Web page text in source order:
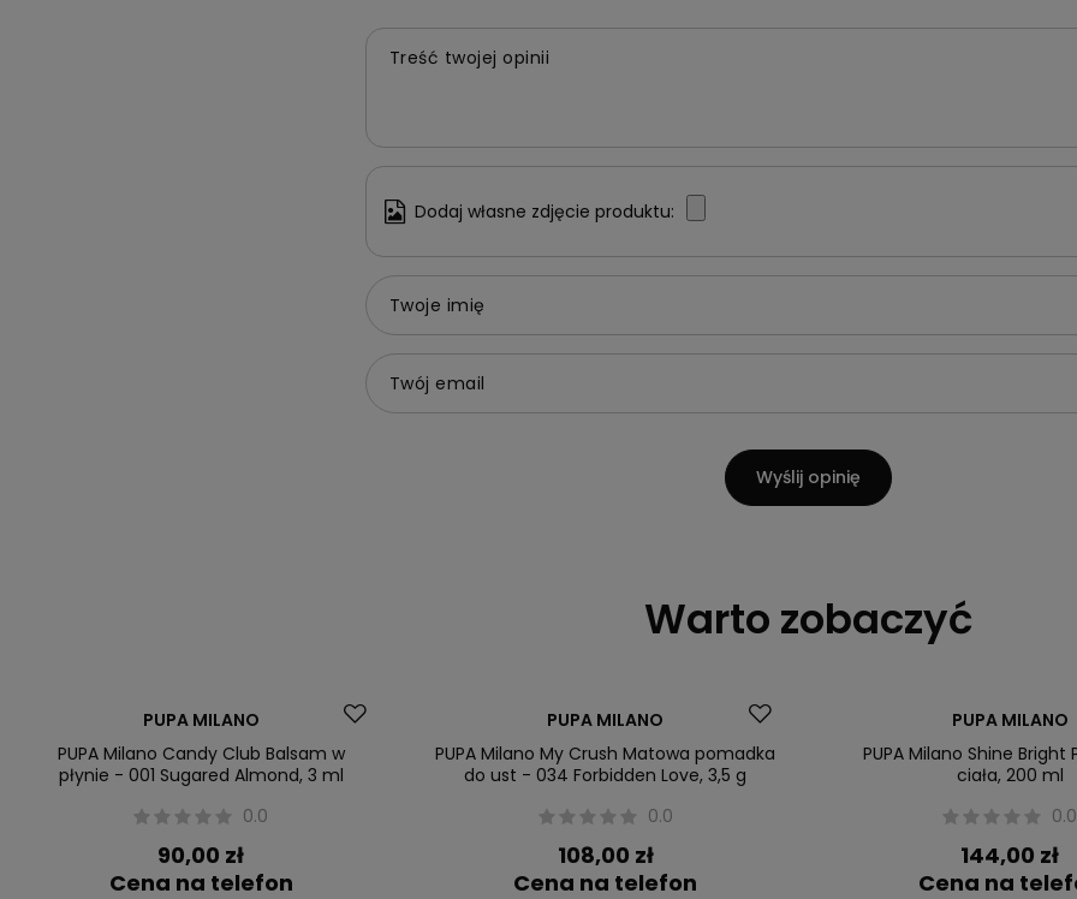
Treść twojej opinii
Dodaj własne zdjęcie produktu:
Twoje imię
Twój email
Wyślij opinię
Warto zobaczyć
PUPA MILANO
PUPA Milano Candy Club Balsam w
płynie - 001 Sugared Almond, 3 ml
0.0
90,00 zł
Cena na telefon
PUPA MILANO
PUPA Milano My Crush Matowa pomadka
do ust - 034 Forbidden Love, 3,5 g
0.0
108,00 zł
Cena na telefon
PUPA MILANO
PUPA Milano Shine Bright
ciała, 200 ml
0.0
144,00 zł
Cena na